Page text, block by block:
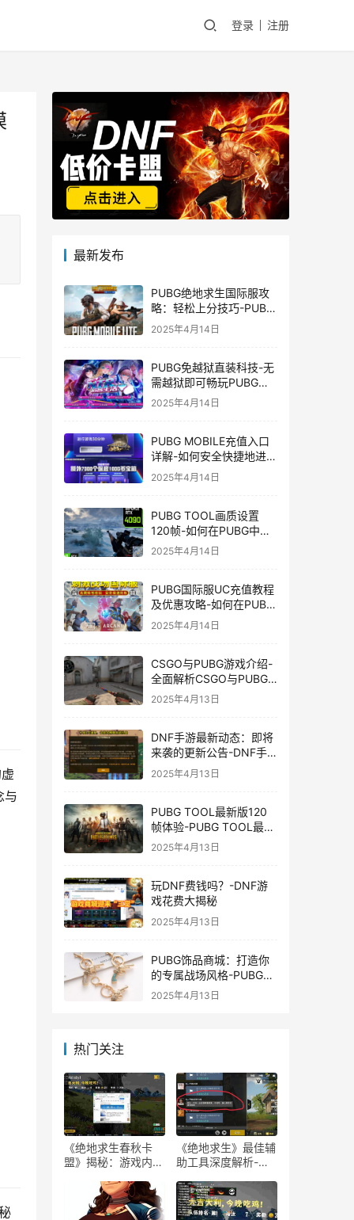
登录 注册
与
最新发布
PUBG绝地求生国际服攻
略：轻松上分技巧-PUBG
绝地求生国际服新手入门
2025年4月14日
PUBG免越狱直装科技-无
需越狱即可畅玩PUBG的
安装技巧
2025年4月14日
PUBG MOBILE充值入口
详解-如何安全快捷地进行
PUBG MOBILE充值
2025年4月14日
PUBG TOOL画质设置
120帧-如何在PUBG中使
用PUBG TOOL实现120
2025年4月14日
PUBG国际服UC充值教程
及优惠攻略-如何在PUBG
国际服中进行高效且安全
的UC充值
2025年4月14日
CSGO与PUBG游戏介绍-
全面解析CSGO与PUBG
这两款热门射击游戏
2025年4月13日
DNF手游最新动态：即将
来袭的更新公告-DNF手
游最新消息与更新时间表
2025年4月13日
PUBG TOOL最新版120
帧体验-PUBG TOOL最新
版120帧游戏体验优化
2025年4月13日
玩DNF费钱吗？-DNF游
戏花费大揭秘
2025年4月13日
PUBG饰品商城：打造你
的专属战场风格-PUBG游
戏内饰品购买指南
2025年4月13日
热门关注
《绝地求生春秋卡
盟》揭秘：游戏内外
《绝地求生》最佳辅
助工具深度解析-
知：选择最佳游戏辅
助软件的指南